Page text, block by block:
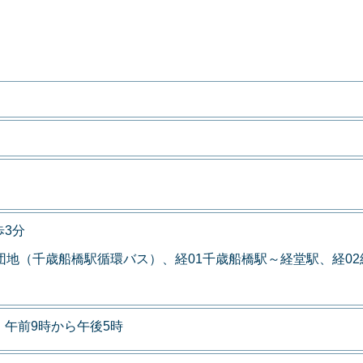
3分
（千歳船橋駅循環バス）、経01千歳船橋駅～経堂駅、経02
前9時から午後5時